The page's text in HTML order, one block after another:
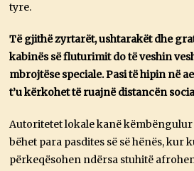
tyre.
Të gjithë zyrtarët, ushtarakët dhe
kabinës së fluturimit do të veshin
mbrojtëse speciale. Pasi të hipin në
t’u kërkohet të ruajnë distancën
Autoritetet lokale kanë këmbëngulur
bëhet para pasdites së së hënës, kur
përkeqësohen ndërsa stuhitë